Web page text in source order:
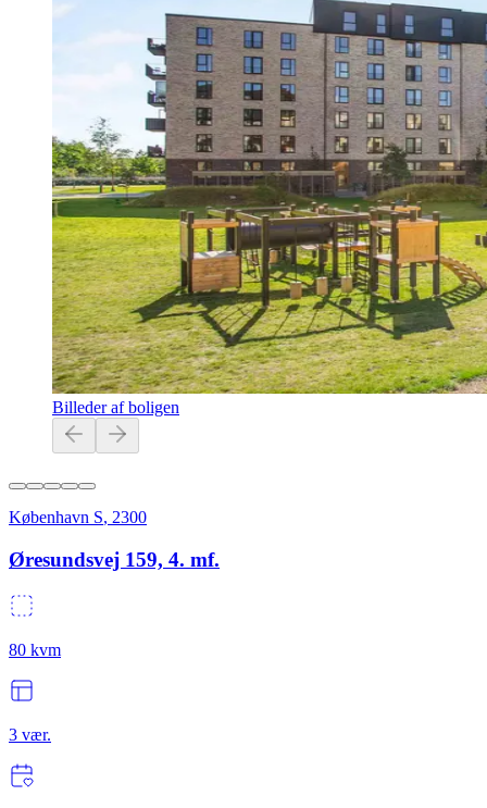
Billeder af boligen
København S, 2300
Øresundsvej 159, 4. mf.
80 kvm
3 vær.